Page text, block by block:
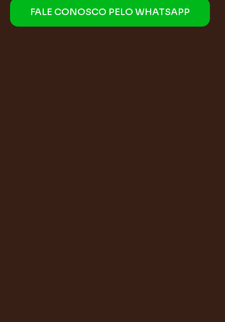
FALE CONOSCO PELO WHATSAPP